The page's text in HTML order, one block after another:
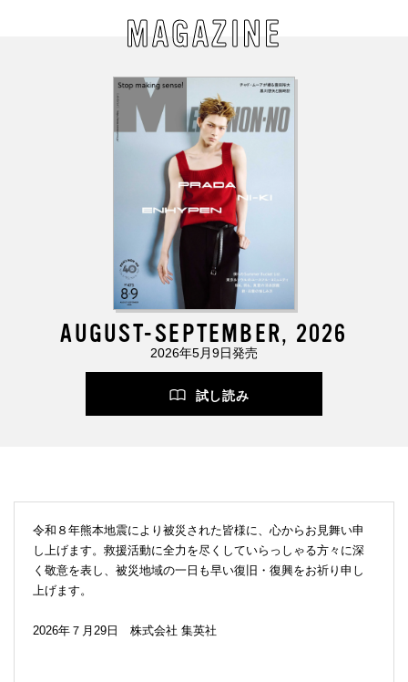
MAGAZINE
AUGUST-SEPTEMBER, 2026
2026年5月9日発売
試し読み
令和８年熊本地震により被災された皆様に、心からお見舞い申
し上げます。救援活動に全力を尽くしていらっしゃる方々に深
く敬意を表し、被災地域の一日も早い復旧・復興をお祈り申し
上げます。
2026年７月29日 株式会社 集英社